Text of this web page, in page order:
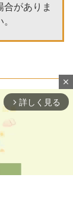
がありま
督実は
close
arrow_forward_ios 詳しく見る